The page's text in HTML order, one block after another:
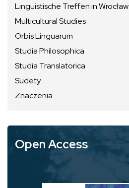
Linguistische Treffen in Wrocław
Multicultural Studies
Orbis Linguarum
Studia Philosophica
Studia Translatorica
Sudety
Znaczenia
Open Access